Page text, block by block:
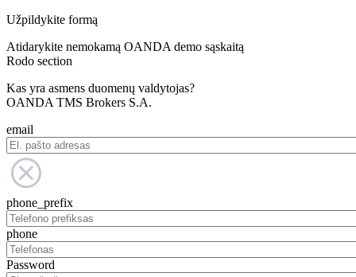
Užpildykite formą
Atidarykite nemokamą OANDA demo sąskaitą
Rodo section
Kas yra asmens duomenų valdytojas?
OANDA TMS Brokers S.A.
email
phone_prefix
phone
Password